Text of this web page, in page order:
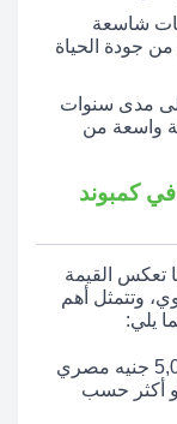
شاسعة
جودة الحياة
مدى سنوات
واسعة من
في كمبوند
بامبو 6 أكتوبر بأنها تعكس القيمة
وتتمثل أهم
يلي:
تبدأ أسعار الشقق من حوالي 5,000,000 جنيه مصري
مصري أو أكثر حسب